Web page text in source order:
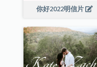
你好2022明信片